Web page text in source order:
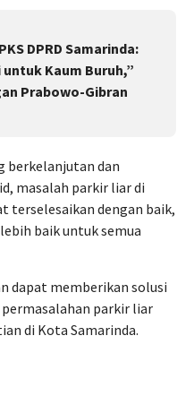
DPRD Samarinda:
Kaum Buruh,”
Prabowo-Gibran
berkelanjutan dan
masalah parkir liar di
terselesaikan dengan baik,
baik untuk semua
dapat memberikan solusi
parkir liar
di Kota Samarinda.